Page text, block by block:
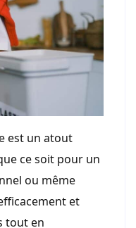
est un atout
ce soit pour un
ou même
et
tout en